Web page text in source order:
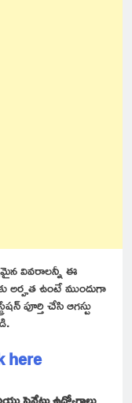
వివరాలన్నీ ఈ
అర్హత ఉంటే ముందుగా
పూర్తి చేసి ఆగస్టు
here